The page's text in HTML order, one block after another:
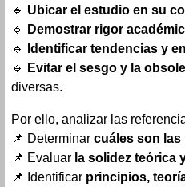
🔹 Ubicar el estudio en su
🔹
Demostrar rigor
🔹
Identificar tendencias y
🔹
Evitar el sesgo y la
diversas.
Por ello, analizar las
📌 Determinar cuáles son las
📌 Evaluar la solidez teórica
📌 Identificar principios,